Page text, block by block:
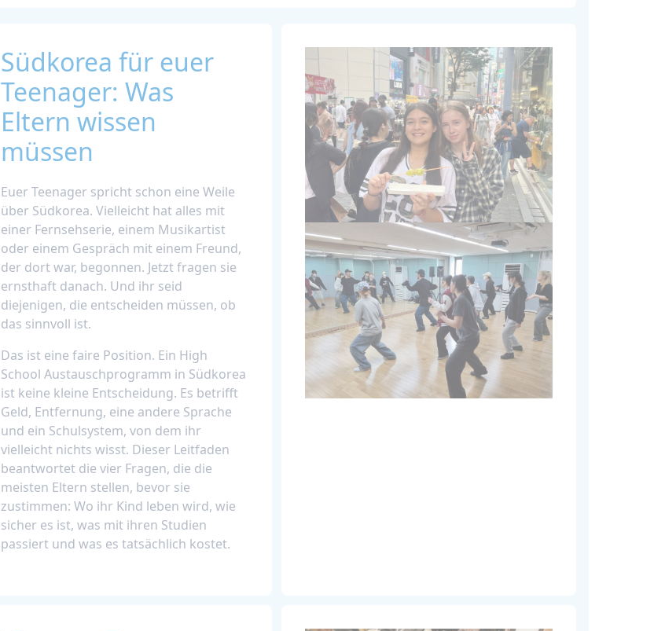
Südkorea für euer
Teenager: Was
Eltern wissen
müssen
Euer Teenager spricht schon eine Weile
über Südkorea. Vielleicht hat alles mit
einer Fernsehserie, einem Musikartist
oder einem Gespräch mit einem Freund,
der dort war, begonnen. Jetzt fragen sie
ernsthaft danach. Und ihr seid
diejenigen, die entscheiden müssen, ob
das sinnvoll ist.
Das ist eine faire Position. Ein High
School Austauschprogramm in Südkorea
ist keine kleine Entscheidung. Es betrifft
Geld, Entfernung, eine andere Sprache
und ein Schulsystem, von dem ihr
vielleicht nichts wisst. Dieser Leitfaden
beantwortet die vier Fragen, die die
meisten Eltern stellen, bevor sie
zustimmen: Wo ihr Kind leben wird, wie
sicher es ist, was mit ihren Studien
passiert und was es tatsächlich kostet.